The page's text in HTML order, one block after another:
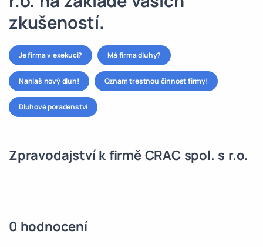
zkušeností.
Je firma v exekuci? Má firma dluhy?
Nahlaš nový dluh! Oznam trestnou činnost firmy!
Dluhové poradenství
Zpravodajství k firmě CRAC spol. s r.o.
0 hodnocení